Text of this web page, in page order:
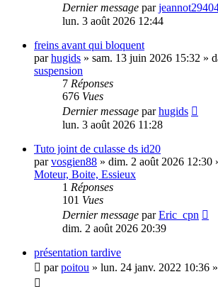
Dernier message par
lun. 3 août 2026 12:44
freins avant qui bloquent
parhugids » sam. 13 juin 2026 15:32 »
suspension
7 Réponses
676 Vues
Dernier message parhugids
lun. 3 août 2026 11:28
Tuto joint de culasse ds id20
parvosgien88 » dim. 2 août 2026 12:30
Moteur, Boite, Essieux
1 Réponses
101 Vues
Dernier message parEric_cpn
dim. 2 août 2026 20:39
présentation tardive
parpoitou » lun. 24 janv. 2022 10:36